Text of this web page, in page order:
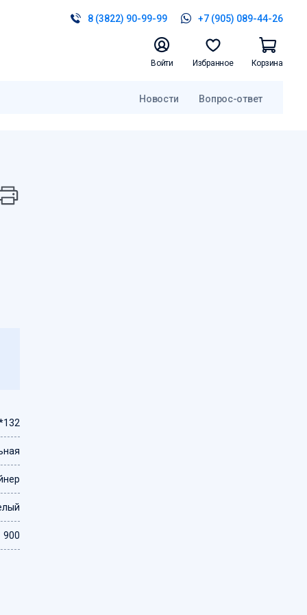
8 (3822) 90-99-99 +7 (905) 089-44-26
Войти Избранное Корзина
Новости Вопрос-ответ
900